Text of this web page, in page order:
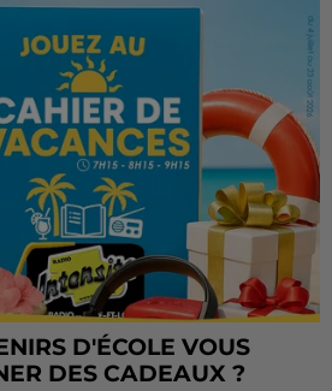
D'ÉCOLE VOUS
DES CADEAUX ?